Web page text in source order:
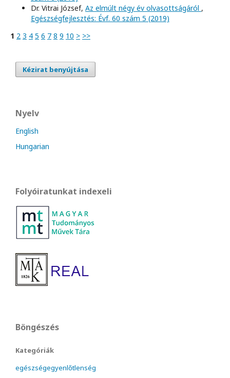
Dr. Vitrai József, Az elmúlt négy év olvasottságáról ,
Egészségfejlesztés: Évf. 60 szám 5 (2019)
1 2 3 4 5 6 7 8 9 10 > >>
Kézirat benyújtása
Nyelv
English
Hungarian
Folyóiratunkat indexeli
Böngészés
Kategóriák
egészségegyenlőtlenség